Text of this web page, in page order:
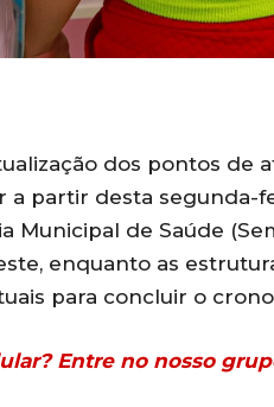
dos pontos de
a partir desta segunda-
de Saúde
enquanto as
para concluir o
Entre no nosso